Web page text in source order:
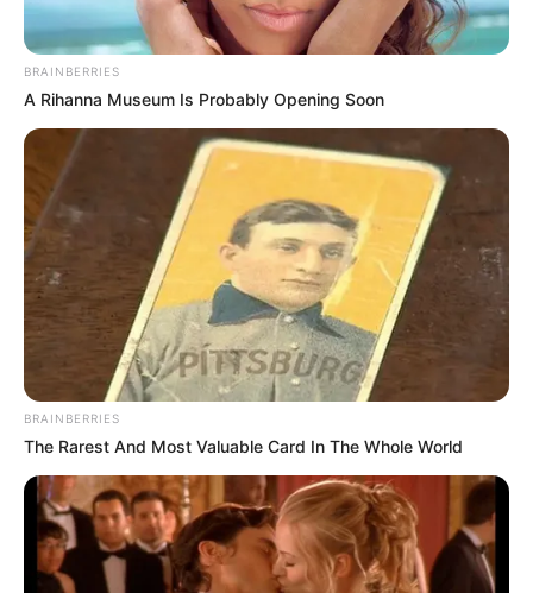
A gazda videója újabb bizonyítéka annak, hogy a
vidéki emberek nem kérnek a baloldali
politikusokból. A felvétel gyorsan terjed az
interneten, és egyre többen fejezik ki
támogatásukat a gazda álláspontja mellett.
A magyar gazdák világosan üzennek: nem engedik,
hogy politikai játszmák áldozatai legyenek. A vidéki
emberek nem hagyják, hogy a baloldali politikusok
veszélybe sodorják megélhetésüket és a magyar
mezőgazdaság jövőjét.
BRAINBERRIES
A Rihanna Museum Is Probably Opening Soon
BRAINBERRIES
The Rarest And Most Valuable Card In The Whole World